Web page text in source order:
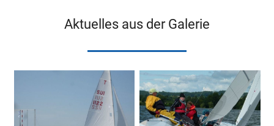
Aktuelles aus der Galerie